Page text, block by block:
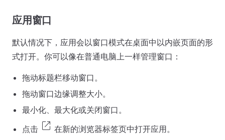
应用窗口
默认情况下，应用会以窗口模式在桌面中以内嵌页面的形
式打开。你可以像在普通电脑上一样管理窗口：
拖动标题栏移动窗口。
拖动窗口边缘调整大小。
最小化、最大化或关闭窗口。
点击 open_in_new 在新的浏览器标签页中打开应用。